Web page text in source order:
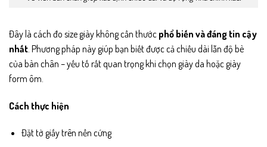
Đây là cách đo size giày không cần thước phổ biến và đáng tin cậy
nhất . Phương pháp này giúp bạn biết được cả chiều dài lẫn độ bè
của bàn chân – yếu tố rất quan trọng khi chọn giày da hoặc giày
form ôm.
Cách thực hiện
Đặt tờ giấy trên nền cứng